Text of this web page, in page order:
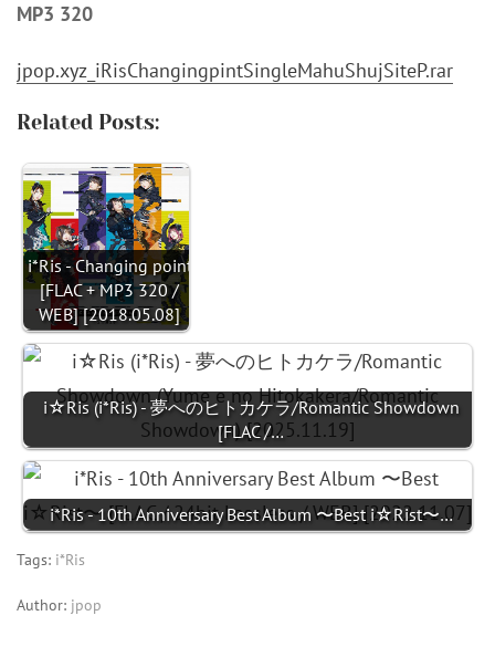
MP3 320
jpop.xyz_iRisChangingpintSingleMahuShujSiteP.rar
Related Posts:
i*Ris - Changing point
[FLAC + MP3 320 /
WEB] [2018.05.08]
i☆Ris (i*Ris) - 夢へのヒトカケラ/Romantic Showdown
[FLAC /…
i*Ris - 10th Anniversary Best Album 〜Best i☆Rist〜…
Tags: i*Ris
Author: jpop